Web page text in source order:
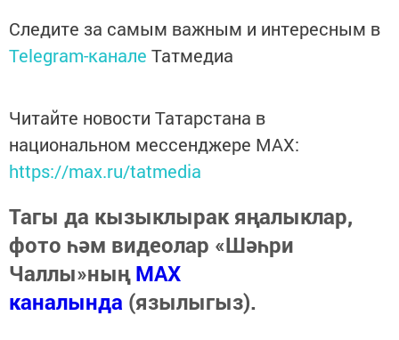
Следите за самым важным и интересным в
Telegram-канале Татмедиа
Читайте новости Татарстана в
национальном мессенджере MАХ:
https://max.ru/tatmedia
Тагы да кызыклырак яңалыклар,
фото һәм видеолар «Шәһри
Чаллы»ныңMAX
каналында (язылыгыз).